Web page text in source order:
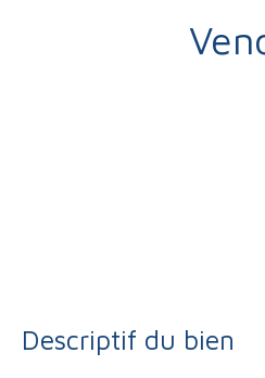
Descriptif du bien